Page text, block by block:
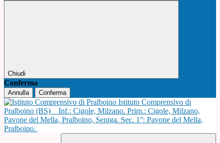
Chiudi
Conferma
Annulla Conferma
Istituto Comprensivo di
Pralboino (BS)
Inf.: Cigole, Milzano. Prim.: Cigole, Milzano,
Pavone del Mella, Pralboino, Seniga. Sec. 1°: Pavone del Mella,
Pralboino.